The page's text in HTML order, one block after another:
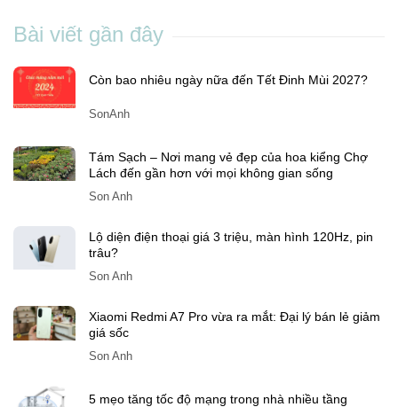
Bài viết gần đây
Còn bao nhiêu ngày nữa đến Tết Đinh Mùi 2027?
SonAnh
Tám Sạch – Nơi mang vẻ đẹp của hoa kiểng Chợ
Lách đến gần hơn với mọi không gian sống
Son Anh
Lộ diện điện thoại giá 3 triệu, màn hình 120Hz, pin
trâu?
Son Anh
Xiaomi Redmi A7 Pro vừa ra mắt: Đại lý bán lẻ giảm
giá sốc
Son Anh
5 mẹo tăng tốc độ mạng trong nhà nhiều tầng